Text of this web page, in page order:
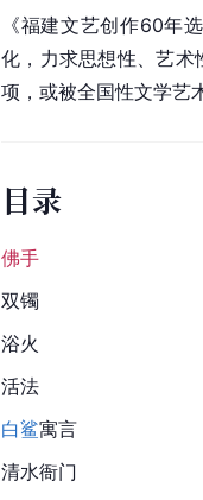
《福建文艺创作60年
化，力求思想性、艺术
项，或被全国性文学艺
目录
佛手
双镯
浴火
活法
白鲨寓言
清水衙门